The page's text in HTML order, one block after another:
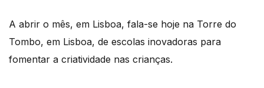
A abrir o mês, em Lisboa, fala-se hoje na Torre do
Tombo, em Lisboa, de escolas inovadoras para
fomentar a criatividade nas crianças.